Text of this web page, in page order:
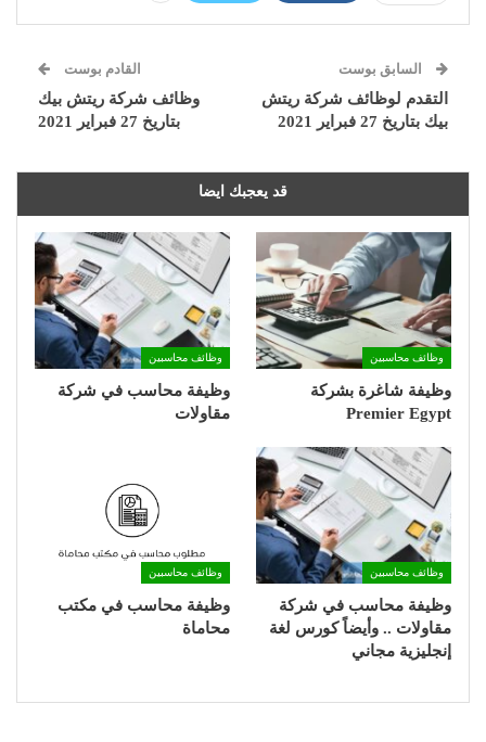
السابق بوست
التقدم لوظائف شركة ريتش
بيك بتاريخ 27 فبراير 2021
القادم بوست
وظائف شركة ريتش بيك
بتاريخ 27 فبراير 2021
قد يعجبك ايضا
وظائف محاسبين
وظيفة شاغرة بشركة
Premier Egypt
وظائف محاسبين
وظيفة محاسب في شركة
مقاولات
وظائف محاسبين
وظيفة محاسب في شركة
مقاولات .. وأيضاً كورس لغة
إنجليزية مجاني
وظائف محاسبين
وظيفة محاسب في مكتب
محاماة